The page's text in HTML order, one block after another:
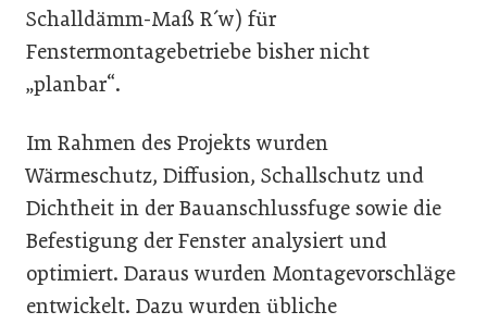
Schalldämm-Maß R´w) für
Fenstermontagebetriebe bisher nicht
„planbar“.
Im Rahmen des Projekts wurden
Wärmeschutz, Diffusion, Schallschutz und
Dichtheit in der Bauanschlussfuge sowie die
Befestigung der Fenster analysiert und
optimiert. Daraus wurden Montagevorschläge
entwickelt. Dazu wurden übliche